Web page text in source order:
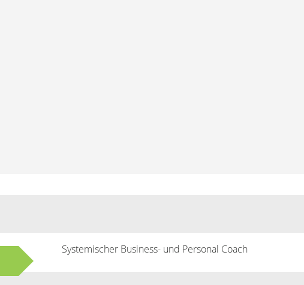
Systemischer Business- und Personal Coach